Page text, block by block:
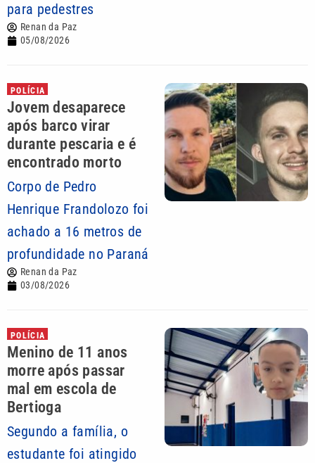
para pedestres
Renan da Paz
05/08/2026
POLÍCIA
Jovem desaparece
após barco virar
durante pescaria e é
encontrado morto
Corpo de Pedro
Henrique Frandolozo foi
achado a 16 metros de
profundidade no Paraná
Renan da Paz
03/08/2026
POLÍCIA
Menino de 11 anos
morre após passar
mal em escola de
Bertioga
Segundo a família, o
estudante foi atingido